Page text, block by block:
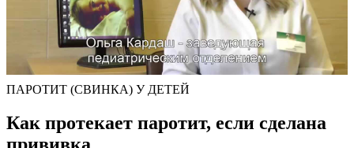
ПАРОТИТ (СВИНКА) У ДЕТЕЙ
Как протекает паротит, если сделана